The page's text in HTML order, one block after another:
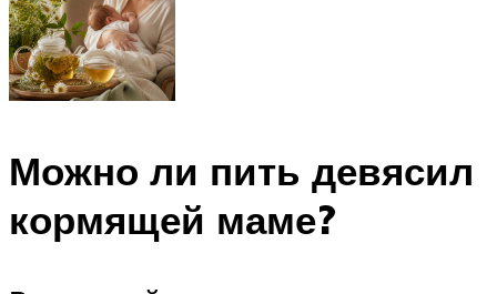
Можно ли пить девясил
кормящей маме?